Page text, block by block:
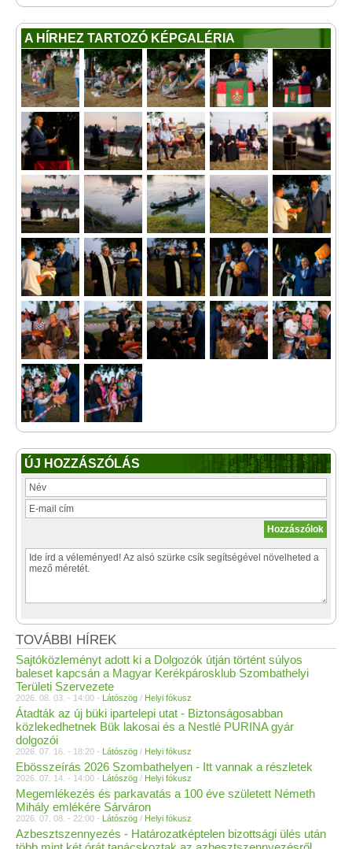
A HÍRHEZ TARTOZÓ KÉPGALÉRIA
ÚJ HOZZÁSZÓLÁS
TOVÁBBI HÍREK
Sajtóközleményt adott ki a Dolgozók útján történt súlyos
baleset kapcsán a Magyar Kerékpárosklub Szombathelyi
Területi Szervezete
2026. 08. 03. - 14:00 - Látószög / Helyi fókusz
Átadták az új büki ipartelepi utat - Biztonságosabban
közlekedhetnek Bük lakosai és a Nestlé PURINA gyár
dolgozói
2026. 07. 16. - 18:20 - Látószög / Helyi fókusz
Ebösszeírás 2026 Szombathelyen - Itt vannak a részletek
2026. 07. 14. - 14:00 - Látószög / Helyi fókusz
Megemlékezés és parkavatás a 100 éve született Németh
Mihály emlékére Sárváron
2026. 07. 08. - 22:00 - Látószög / Helyi fókusz
Azbesztszennyezés - Határozatképtelen bizottsági ülés után